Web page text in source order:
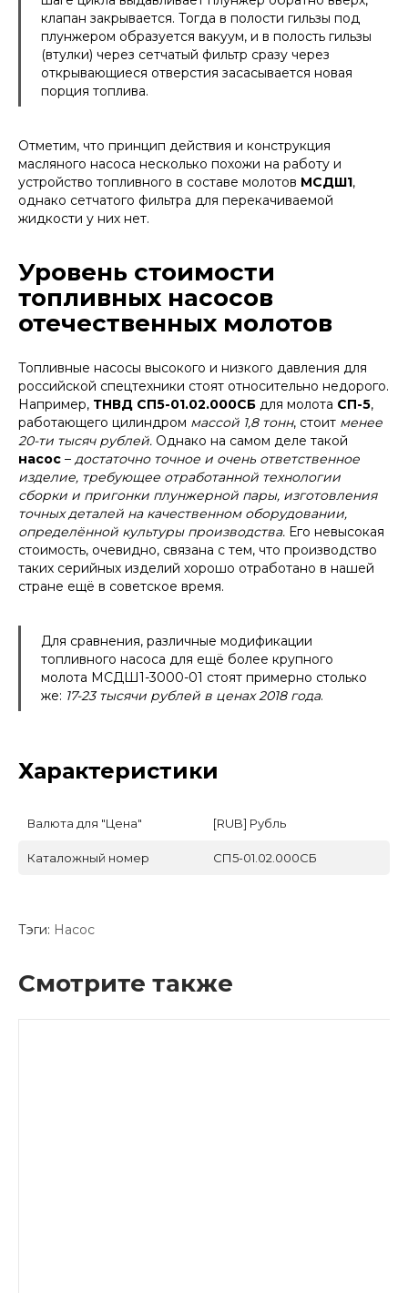
клапан закрывается. Тогда в полости гильзы под
плунжером образуется вакуум, и в полость гильзы
(втулки) через сетчатый фильтр сразу через
открывающиеся отверстия засасывается новая
порция топлива.
Отметим, что принцип действия и конструкция
масляного насоса несколько похожи на работу и
устройство топливного в составе молотов МСДШ1,
однако сетчатого фильтра для перекачиваемой
жидкости у них нет.
Уровень стоимости
топливных насосов
отечественных молотов
Топливные насосы высокого и низкого давления для
российской спецтехники стоят относительно недорого.
Например, ТНВД СП5-01.02.000СБ для молота СП-5,
работающего цилиндром массой 1,8 тонн, стоит менее
20-ти тысяч рублей. Однако на самом деле такой
насос – достаточно точное и очень ответственное
изделие, требующее отработанной технологии
сборки и пригонки плунжерной пары, изготовления
точных деталей на качественном оборудовании,
определённой культуры производства. Его невысокая
стоимость, очевидно, связана с тем, что производство
таких серийных изделий хорошо отработано в нашей
стране ещё в советское время.
Для сравнения, различные модификации
топливного насоса для ещё более крупного
молота МСДШ1-3000-01 стоят примерно столько
же: 17-23 тысячи рублей в ценах 2018 года.
Характеристики
Валюта для "Цена" [RUB] Рубль
Каталожный номер СП5-01.02.000СБ
Тэги: Насос
Смотрите также